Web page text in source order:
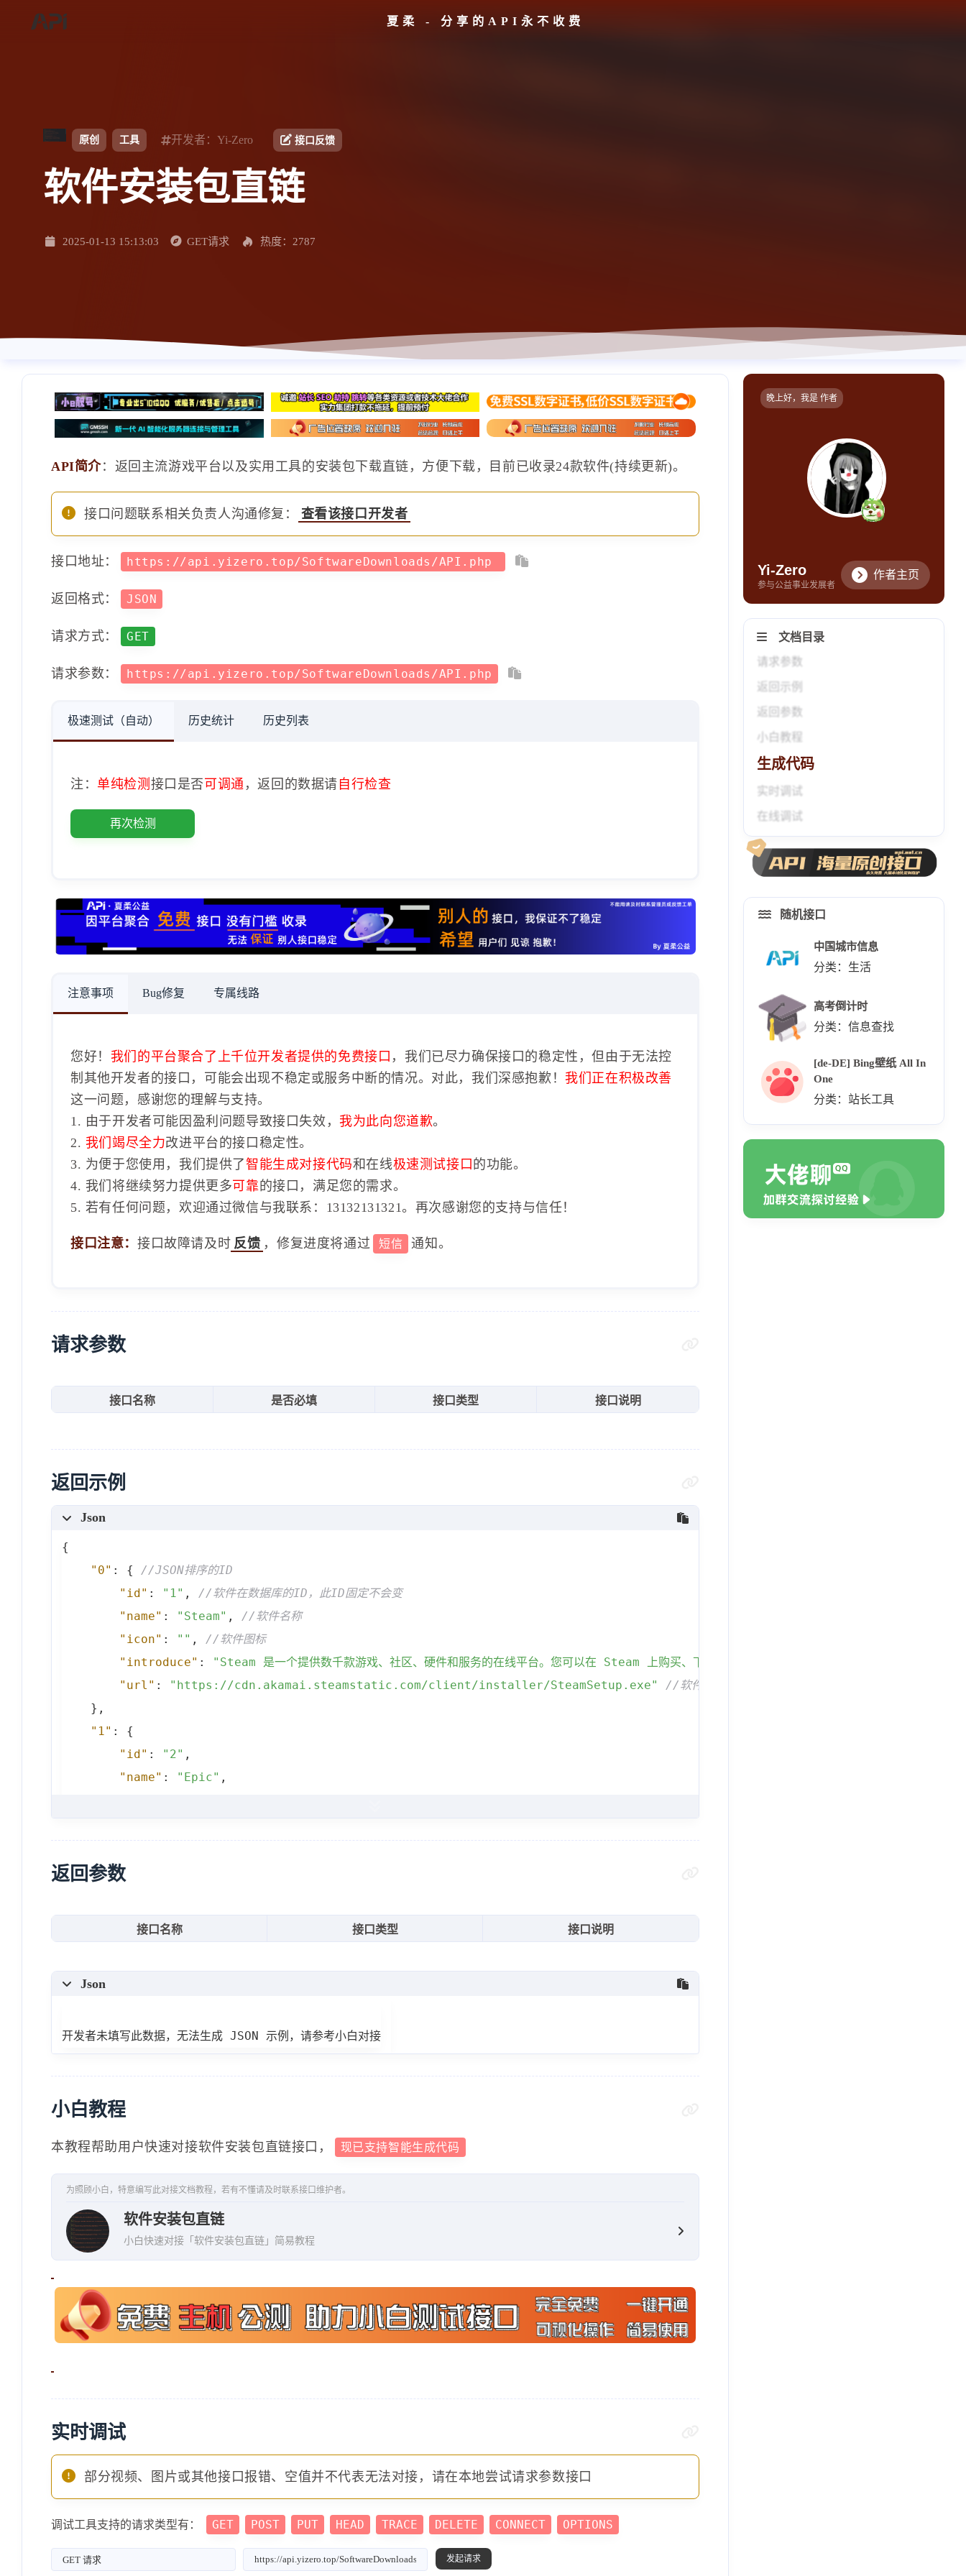
夏柔 - 分享的API永不收费
原创 工具 开发者：Yi-Zero 接口反馈
软件安装包直链
2025-01-13 15:13:03 GET请求 热度：2787
API简介：返回主流游戏平台以及实用工具的安装包下载直链，方便下载，目前已收录24款软件(持续更新)。
接口问题联系相关负责人沟通修复： 查看该接口开发者
接口地址： https://api.yizero.top/SoftwareDownloads/API.php
返回格式： JSON
请求方式： GET
请求参数： https://api.yizero.top/SoftwareDownloads/API.php
极速测试（自动） 历史统计 历史列表
注： 单纯检测 接口是否可调通 ，返回的数据请 自行检查
再次检测
注意事项 Bug修复 专属线路
您好！ 我们的平台聚合了上千位开发者提供的免费接口 ，我们已尽力确保接口的稳定性，但由于无法控
制其他开发者的接口，可能会出现不稳定或服务中断的情况。对此，我们深感抱歉！ 我们正在积极改善
这一问题，感谢您的理解与支持。
1. 由于开发者可能因盈利问题导致接口失效， 我为此向您道歉。
2. 我们竭尽全力改进平台的接口稳定性。
3. 为便于您使用，我们提供了智能生成对接代码和在线极速测试接口 的功能。
4. 我们将继续努力提供更多可靠的接口，满足您的需求。
5. 若有任何问题，欢迎通过微信与我联系：13132131321。再次感谢您的支持与信任！
接口注意： 接口故障请及时 反馈 ，修复进度将通过 短信 通知。
请求参数
接口名称 是否必填 接口类型 接口说明
返回示例
Json
{
"0" : {
//JSON排序的ID
"id" : "1" ,
//软件在数据库的ID，此ID固定不会变
"name" : "Steam" ,
//软件名称
"icon" : "" ,
//软件图标
"introduce" :
"Steam 是一个提供数千款游戏、社区、硬件和服务的在线平台。您可以在 Steam 上购买、下载、更新、讨论、直播、创作和分享您喜欢的游戏
"url" : "https://cdn.akamai.steamstatic.com/client/installer/SteamSetup.exe"
//软件安装包下载直链
} ,
"1" :
{
"id" : "2" ,
"name" : "Epic" ,
"introduce": "下载畅玩各类 PC 平台游戏。. 模组、DLC 和免费游戏等你来享！. 总有一款游戏适合你。"
},
}
返回参数
接口名称 接口类型 接口说明
Json
开发者未填写此数据，无法生成 JSON 示例，请参考小白对接
小白教程
本教程帮助用户快速对接软件安装包直链接口， 现已支持智能生成代码
为照顾小白，特意编写此对接文档教程，若有不懂请及时联系接口维护者。
软件安装包直链
小白快速对接「软件安装包直链」简易教程
实时调试
部分视频、图片或其他接口报错、空值并不代表无法对接，请在本地尝试请求参数接口
调试工具支持的请求类型有： GET POST PUT HEAD TRACE DELETE CONNECT OPTIONS
晚上好，我是 作者
作者主页
Yi-Zero
参与公益事业发展者
文档目录
请求参数
返回示例
返回参数
小白教程
生成代码
实时调试
在线调试
随机接口
中国城市信息
分类：生活
高考倒计时
分类：信息查找
[de-DE] Bing壁纸 All In
One
分类：站长工具